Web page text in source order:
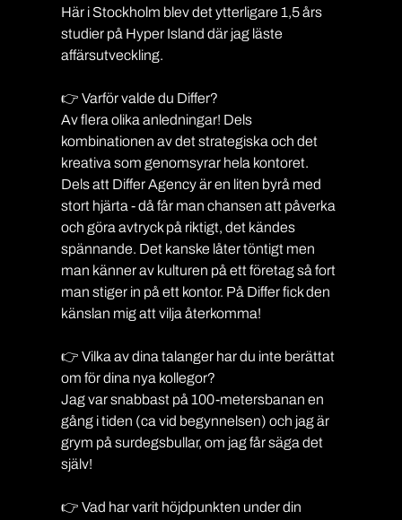
Här i Stockholm blev det ytterligare 1,5 års
studier på Hyper Island där jag läste
affärsutveckling.
👉 Varför valde du Differ?
Av flera olika anledningar! Dels
kombinationen av det strategiska och det
kreativa som genomsyrar hela kontoret.
Dels att Differ Agency är en liten byrå med
stort hjärta - då får man chansen att påverka
och göra avtryck på riktigt, det kändes
spännande. Det kanske låter töntigt men
man känner av kulturen på ett företag så fort
man stiger in på ett kontor. På Differ fick den
känslan mig att vilja återkomma!
👉 Vilka av dina talanger har du inte berättat
om för dina nya kollegor?
Jag var snabbast på 100-metersbanan en
gång i tiden (ca vid begynnelsen) och jag är
grym på surdegsbullar, om jag får säga det
själv!
👉 Vad har varit höjdpunkten under din